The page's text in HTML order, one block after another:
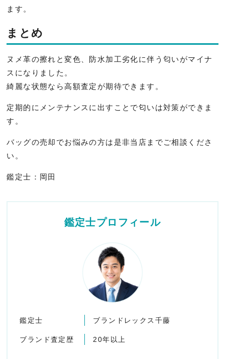
ます。
まとめ
ヌメ革の擦れと変色、 防水加工劣化に伴う匂いがマイナ
スになりました。
綺麗な状態なら高額査定が期待できます。
定期的にメンテナンスに出すことで匂いは対策ができま
す。
バッグの売却でお悩みの方は是非当店までご相談くださ
い。
鑑定士：岡田
鑑定士プロフィール
鑑定士 ブランドレックス千藤
ブランド査定歴 20年以上